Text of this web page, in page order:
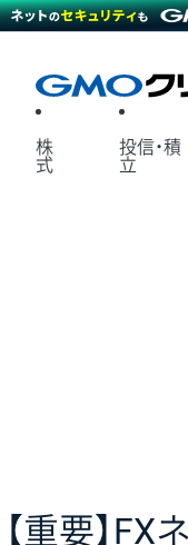
株
式
投信・積
立
【重要】